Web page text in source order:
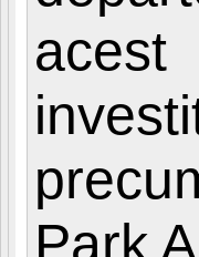
Park